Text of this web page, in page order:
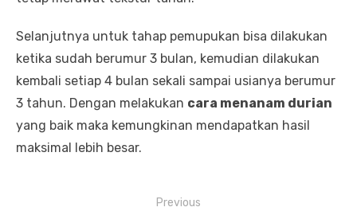
Selanjutnya untuk tahap pemupukan bisa dilakukan
ketika sudah berumur 3 bulan, kemudian dilakukan
kembali setiap 4 bulan sekali sampai usianya berumur
3 tahun. Dengan melakukan cara menanam durian
yang baik maka kemungkinan mendapatkan hasil
maksimal lebih besar.
Previous